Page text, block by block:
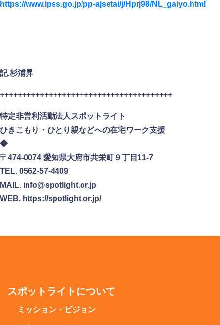
https://www.ipss.go.jp/pp-ajsetai/j/Hprj98/NL_gaiyo.html
記.杉浦昇
+++++++++++++++++++++++++++++++++++++++
特定非営利活動法人スポットライト
ひきこもり・ひとり親などへの在宅ワーク支援
◆
〒474-0074 愛知県大府市共栄町９丁目11-7
TEL. 0562-57-4409
MAIL. info@spotlight.or.jp
WEB. https://spotlight.or.jp/
スポットライトについて
ミッション・ビジョン